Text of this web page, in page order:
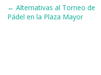
o
y
s
Navegación de entradas
← Alternativas al Torneo de
Pádel en la Plaza Mayor